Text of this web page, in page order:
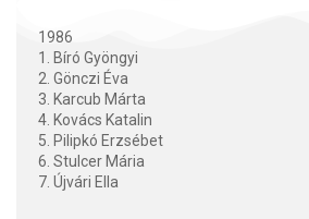
1986
1. Bíró Gyöngyi
2. Gönczi Éva
3. Karcub Márta
4. Kovács Katalin
5. Pilipkó Erzsébet
6. Stulcer Mária
7. Újvári Ella